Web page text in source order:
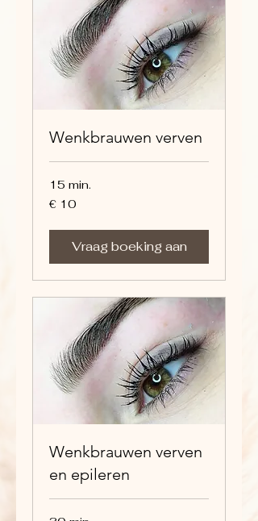
Wenkbrauwen verven
15 min.
10
euro
€ 10
Vraag boeking aan
Wenkbrauwen verven
en epileren